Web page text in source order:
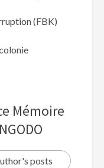
(FBK)
Mémoire
posts